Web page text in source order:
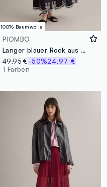
100% Baumwolle
PIOMBO
Langer blauer Rock aus reiner Baumwolle mit Stickereien
49,95 € -50%24,97 €
1 Farben